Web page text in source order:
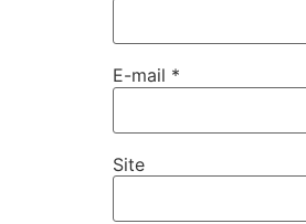
E-mail *
Site